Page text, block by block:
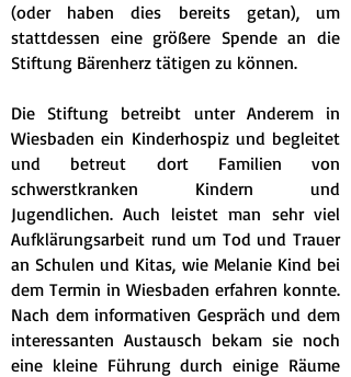
(oder haben dies bereits getan), um
stattdessen eine größere Spende an die
Stiftung Bärenherz tätigen zu können.
Die Stiftung betreibt unter Anderem in
Wiesbaden ein Kinderhospiz und begleitet
und betreut dort Familien von
schwerstkranken Kindern und
Jugendlichen. Auch leistet man sehr viel
Aufklärungsarbeit rund um Tod und Trauer
an Schulen und Kitas, wie Melanie Kind bei
dem Termin in Wiesbaden erfahren konnte.
Nach dem informativen Gespräch und dem
interessanten Austausch bekam sie noch
eine kleine Führung durch einige Räume